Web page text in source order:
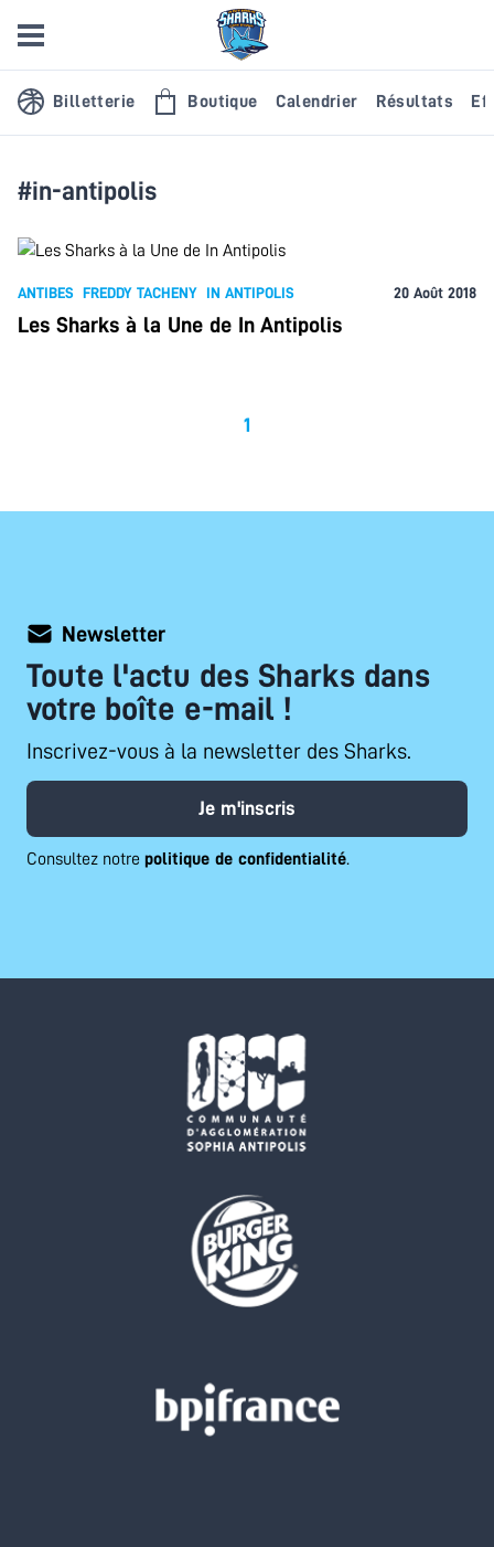
Billetterie Boutique Calendrier Résultats
#in-antipolis
ANTIBES FREDDY TACHENY IN ANTIPOLIS 20 Août 2018
Les Sharks à la Une de In Antipolis
1
Newsletter
Toute l'actu des Sharks dans
votre boîte e-mail !
Inscrivez-vous à la newsletter des Sharks.
Je m'inscris
Consultez notre politique de confidentialité.